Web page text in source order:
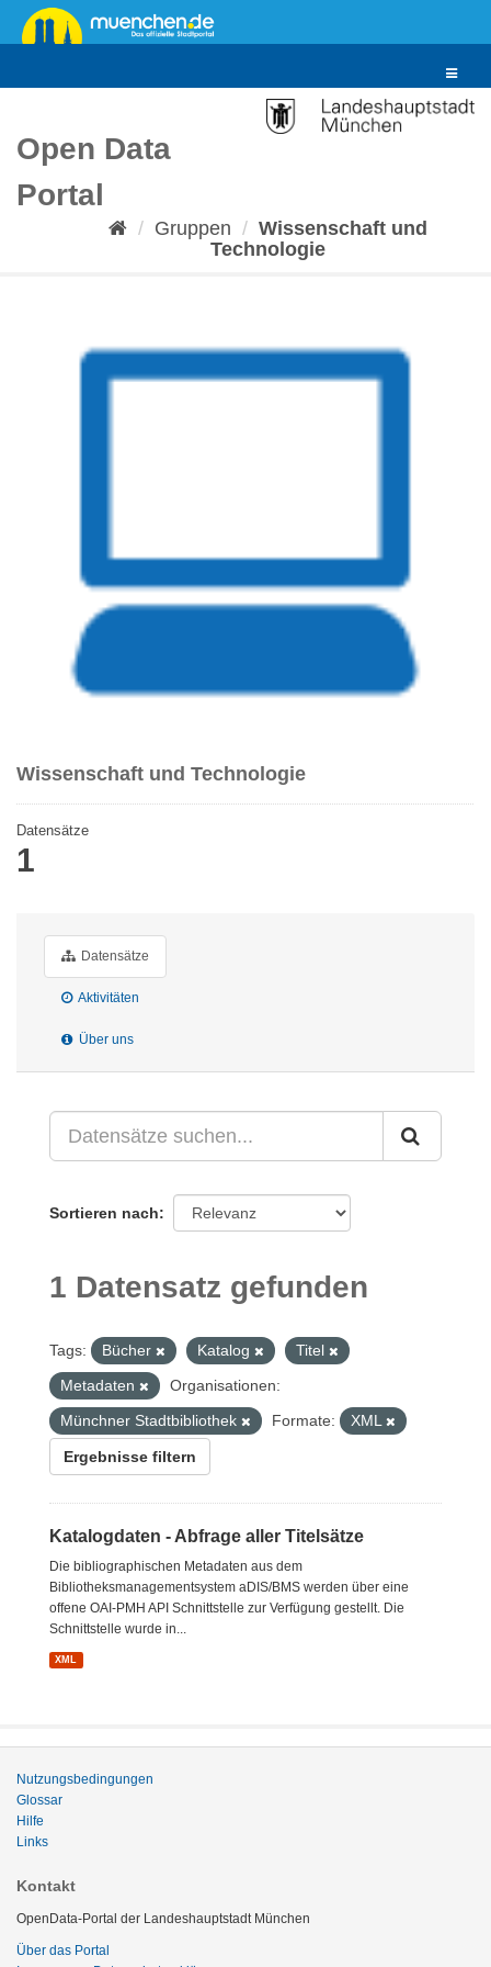
Überspringen
zum
Toggle
Open Data
Portal
Gruppen
Wissenschaft und
Technologie
Wissenschaft und Technologie
Datensätze
1
Datensätze
Aktivitäten
Über uns
Sortieren nach
1 Datensatz gefunden
Tags: Bücher Katalog
Titel
Metadaten
Organisationen:
Münchner Stadtbibliothek
Formate: XML
Ergebnisse filtern
Katalogdaten - Abfrage aller Titelsätze
Die bibliographischen Metadaten aus dem
Bibliotheksmanagementsystem aDIS/BMS werden über eine
offene OAI-PMH API Schnittstelle zur Verfügung gestellt. Die
Schnittstelle wurde in...
XML
Nutzungsbedingungen
Glossar
Hilfe
Links
Kontakt
OpenData-Portal der Landeshauptstadt München
Über das Portal